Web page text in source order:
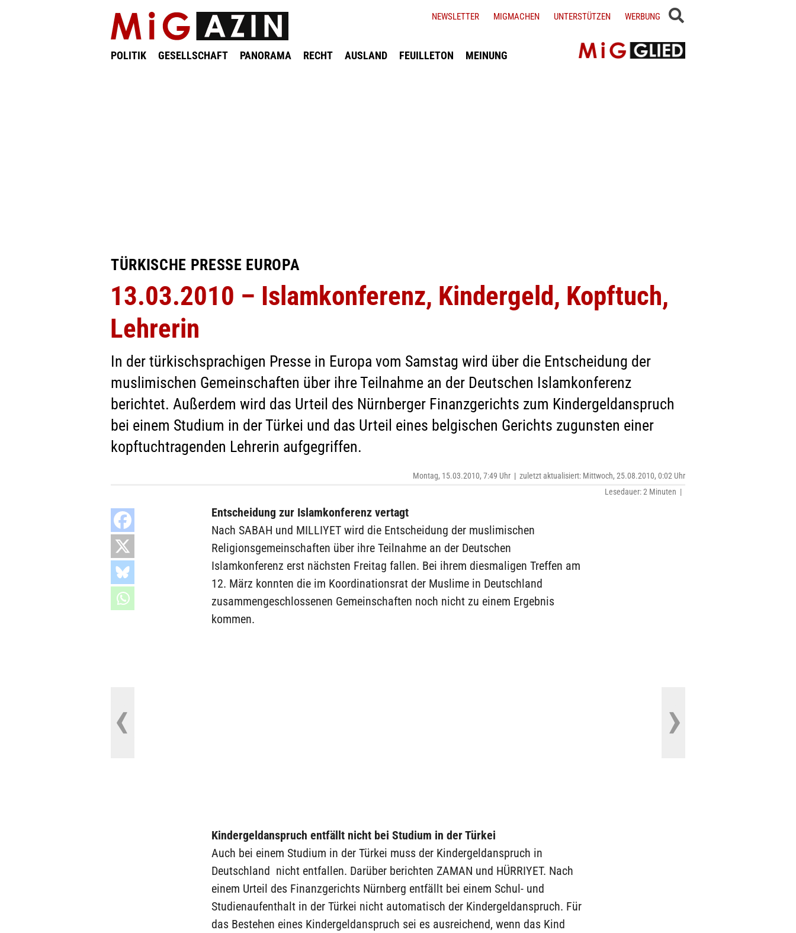
POLITIK GESELLSCHAFT PANORAMA RECHT AUSLAND FEUILLETON MEINUNG
NEWSLETTER MIGMACHEN UNTERSTÜTZEN WERBUNG
TÜRKISCHE PRESSE EUROPA
13.03.2010 – Islamkonferenz, Kindergeld, Kopftuch,
Lehrerin
In der türkischsprachigen Presse in Europa vom Samstag wird über die Entscheidung der
muslimischen Gemeinschaften über ihre Teilnahme an der Deutschen Islamkonferenz
berichtet. Außerdem wird das Urteil des Nürnberger Finanzgerichts zum Kindergeldanspruch
bei einem Studium in der Türkei und das Urteil eines belgischen Gerichts zugunsten einer
kopftuchtragenden Lehrerin aufgegriffen.
Montag, 15.03.2010, 7:49 Uhr | zuletzt aktualisiert: Mittwoch, 25.08.2010, 0:02 Uhr
Lesedauer: 2 Minuten |
Entscheidung zur Islamkonferenz vertagt
Nach SABAH und MILLIYET wird die Entscheidung der muslimischen
Religionsgemeinschaften über ihre Teilnahme an der Deutschen
Islamkonferenz erst nächsten Freitag fallen. Bei ihrem diesmaligen Treffen am
12. März konnten die im Koordinationsrat der Muslime in Deutschland
zusammengeschlossenen Gemeinschaften noch nicht zu einem Ergebnis
kommen.
Kindergeldanspruch entfällt nicht bei Studium in der Türkei
Auch bei einem Studium in der Türkei muss der Kindergeldanspruch in
Deutschland nicht entfallen. Darüber berichten ZAMAN und HÜRRIYET. Nach
einem Urteil des Finanzgerichts Nürnberg entfällt bei einem Schul- und
Studienaufenthalt in der Türkei nicht automatisch der Kindergeldanspruch. Für
das Bestehen eines Kindergeldanspruch sei es ausreichend, wenn das Kind